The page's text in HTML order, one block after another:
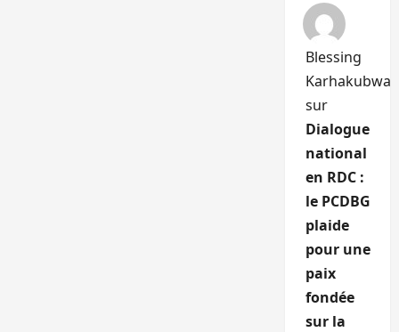
Blessing
Karhakubwa
sur
Dialogue
national
en RDC :
le PCDBG
plaide
pour une
paix
fondée
sur la